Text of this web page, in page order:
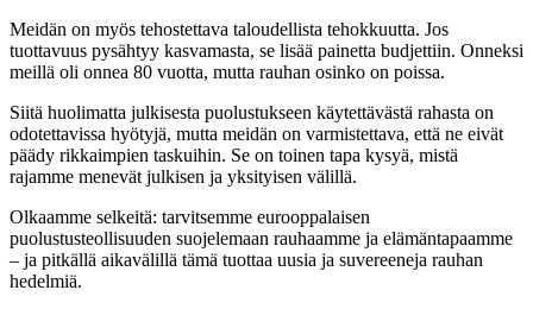
Meidän on myös tehostettava taloudellista tehokkuutta. Jos
tuottavuus pysähtyy kasvamasta, se lisää painetta budjettiin. Onneksi
meillä oli onnea 80 vuotta, mutta rauhan osinko on poissa.
Siitä huolimatta julkisesta puolustukseen käytettävästä rahasta on
odotettavissa hyötyjä, mutta meidän on varmistettava, että ne eivät
päädy rikkaimpien taskuihin. Se on toinen tapa kysyä, mistä
rajamme menevät julkisen ja yksityisen välillä.
Olkaamme selkeitä: tarvitsemme eurooppalaisen
puolustusteollisuuden suojelemaan rauhaamme ja elämäntapaamme
– ja pitkällä aikavälillä tämä tuottaa uusia ja suvereeneja rauhan
hedelmiä.